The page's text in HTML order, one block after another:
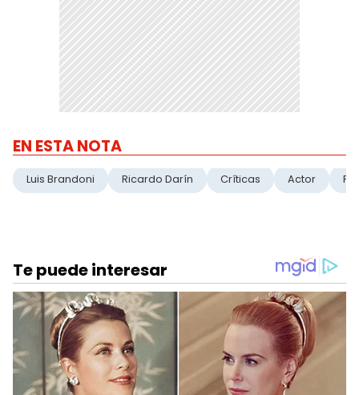
EN ESTA NOTA
Luis Brandoni Ricardo Darín Críticas Actor